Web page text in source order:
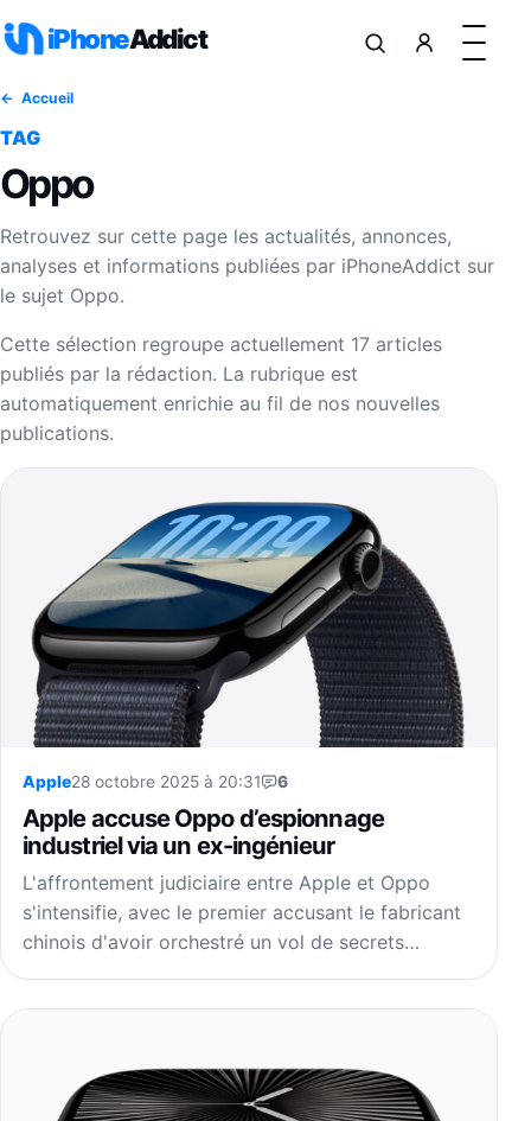
iPhoneAddict
Accueil
TAG
Oppo
Retrouvez sur cette page les actualités, annonces,
analyses et informations publiées par iPhoneAddict sur
le sujet Oppo.
Cette sélection regroupe actuellement 17 articles
publiés par la rédaction. La rubrique est
automatiquement enrichie au fil de nos nouvelles
publications.
Apple28 octobre 2025 à 20:31 6
Apple accuse Oppo d’espionnage
industriel via un ex-ingénieur
L'affrontement judiciaire entre Apple et Oppo
s'intensifie, avec le premier accusant le fabricant
chinois d'avoir orchestré un vol de secrets…